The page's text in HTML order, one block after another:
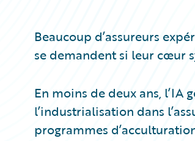
Trends
Beaucoup d’assureurs
se demandent si leur cœur
En moins de deux ans, l’IA
l’industrialisation dans
programmes